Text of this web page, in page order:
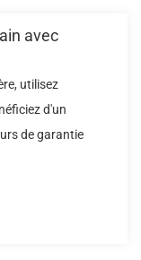
avec
utilisez
d'un
de garantie